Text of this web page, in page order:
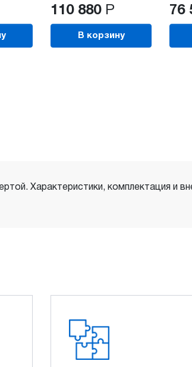
110 880 Р
В корзину
76
Характеристики, комплектация и